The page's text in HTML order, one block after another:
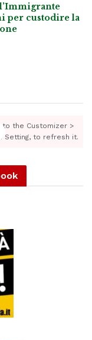
per custodire la
to the Customizer >
Setting, to refresh it.